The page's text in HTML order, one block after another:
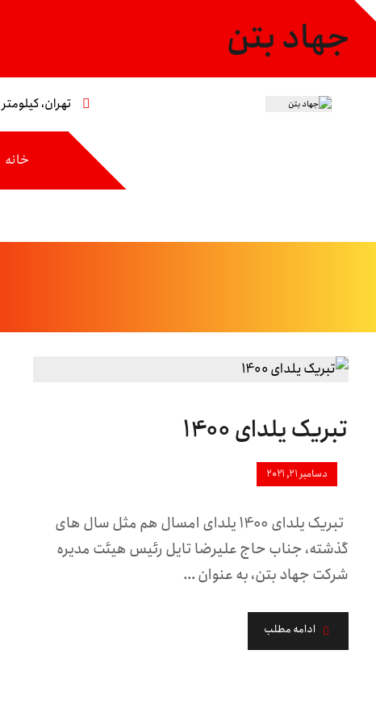
جهاد بتن
تهران، کیلومتر ۸ جاده مخصوص،خیابان عاشری، تقاطع جلال
خانه
تبریک یلدای 1400
دسامبر ۲۱, ۲۰۲۱
تبریک یلدای 1400 یلدای امسال هم مثل سال های
گذشته، جناب حاج علیرضا تایل رئیس هیئت مدیره
شرکت جهاد بتن، به عنوان ...
ادامه مطلب